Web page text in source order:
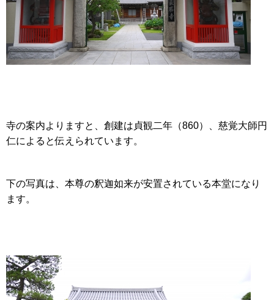
寺の案内よりますと、創建は貞観二年（860）、慈覚大師円
仁によると伝えられています。
下の写真は、本尊の釈迦如来が安置されている本堂になり
ます。